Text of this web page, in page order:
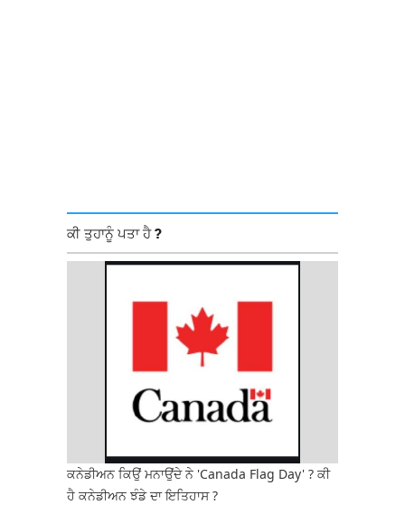
ਕੀ ਤੁਹਾਨੂੰ ਪਤਾ ਹੈ ?
ਕਨੇਡੀਅਨ ਕਿਉਂ ਮਨਾਉਂਦੇ ਨੇ 'Canada Flag Day' ? ਕੀ
ਹੈ ਕਨੇਡੀਅਨ ਝੰਡੇ ਦਾ ਇਤਿਹਾਸ ?